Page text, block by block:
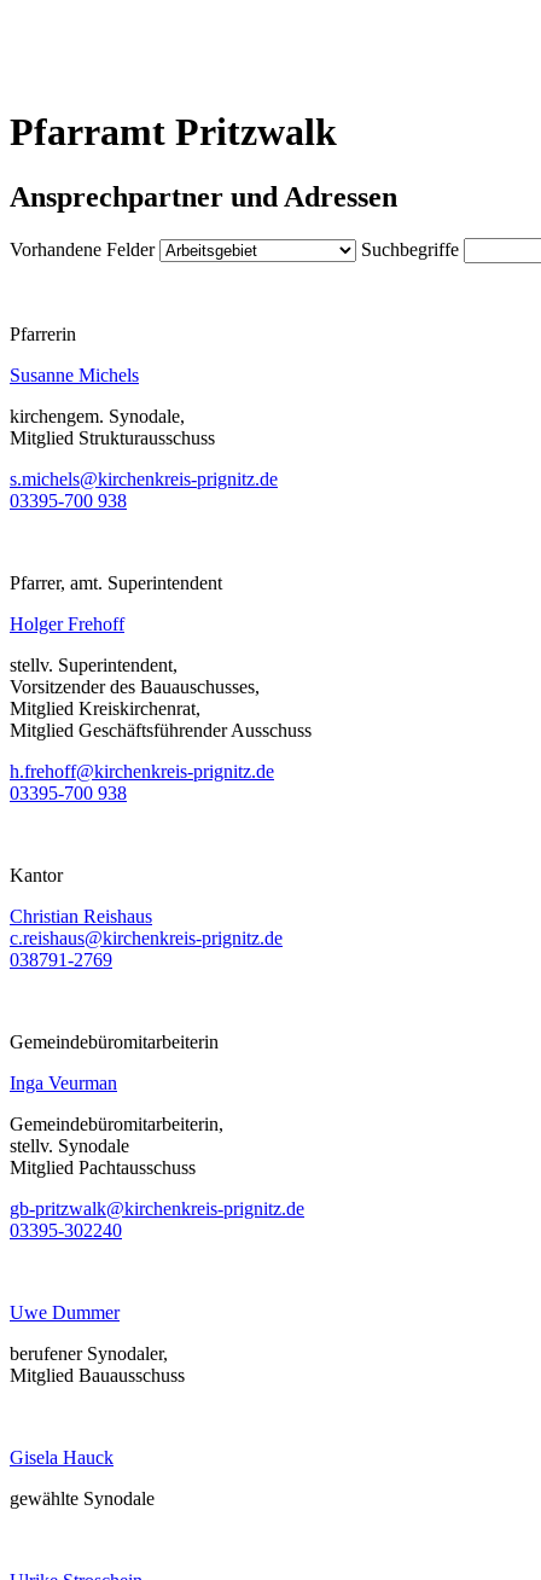
Pfarramt Pritzwalk
Ansprechpartner und Adressen
Vorhandene Felder Suchbegriffe
Pfarrerin
Susanne Michels
kirchengem. Synodale,
Mitglied Strukturausschuss
s.michels@kirchenkreis-prignitz.de
03395-700 938
Pfarrer, amt. Superintendent
Holger Frehoff
stellv. Superintendent,
Vorsitzender des Bauauschusses,
Mitglied Kreiskirchenrat,
Mitglied Geschäftsführender Ausschuss
h.frehoff@kirchenkreis-prignitz.de
03395-700 938
Kantor
Christian Reishaus
c.reishaus@kirchenkreis-prignitz.de
038791-2769
Gemeindebüromitarbeiterin
Inga Veurman
Gemeindebüromitarbeiterin,
stellv. Synodale
Mitglied Pachtausschuss
gb-pritzwalk@kirchenkreis-prignitz.de
03395-302240
Uwe Dummer
berufener Synodaler,
Mitglied Bauausschuss
Gisela Hauck
gewählte Synodale